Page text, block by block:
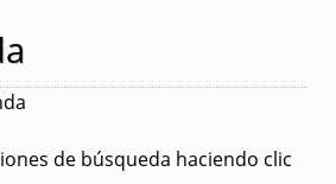
de búsqueda haciendo clic